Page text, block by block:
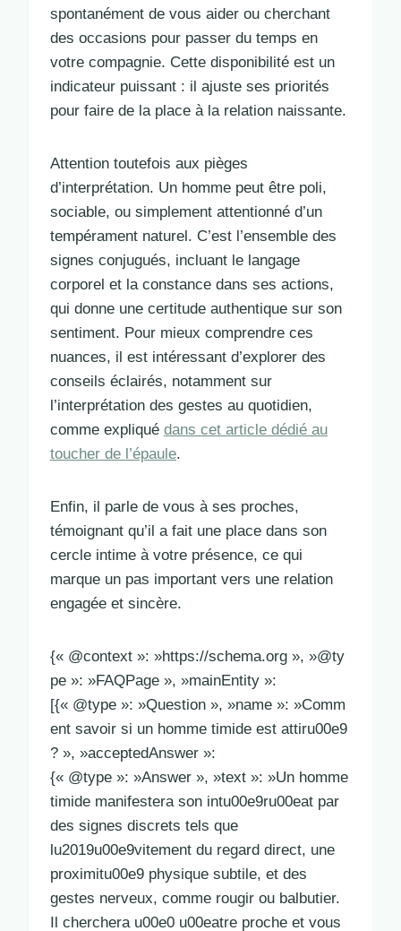
spontanément de vous aider ou cherchant
des occasions pour passer du temps en
votre compagnie. Cette disponibilité est un
indicateur puissant : il ajuste ses priorités
pour faire de la place à la relation naissante.
Attention toutefois aux pièges
d’interprétation. Un homme peut être poli,
sociable, ou simplement attentionné d’un
tempérament naturel. C’est l’ensemble des
signes conjugués, incluant le langage
corporel et la constance dans ses actions,
qui donne une certitude authentique sur son
sentiment. Pour mieux comprendre ces
nuances, il est intéressant d’explorer des
conseils éclairés, notamment sur
l’interprétation des gestes au quotidien,
comme expliqué dans cet article dédié au
toucher de l’épaule.
Enfin, il parle de vous à ses proches,
témoignant qu’il a fait une place dans son
cercle intime à votre présence, ce qui
marque un pas important vers une relation
engagée et sincère.
{« @context »: »https://schema.org », »@ty
pe »: »FAQPage », »mainEntity »:
[{« @type »: »Question », »name »: »Comm
ent savoir si un homme timide est attiru00e9
? », »acceptedAnswer »:
{« @type »: »Answer », »text »: »Un homme
timide manifestera son intu00e9ru00eat par
des signes discrets tels que
lu2019u00e9vitement du regard direct, une
proximitu00e9 physique subtile, et des
gestes nerveux, comme rougir ou balbutier.
Il cherchera u00e0 u00eatre proche et vous